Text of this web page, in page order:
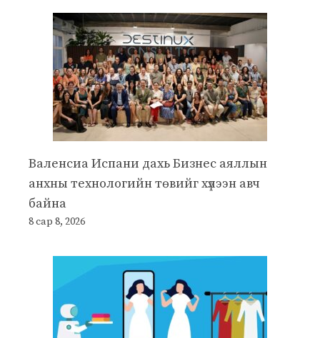
Валенсиа Испани дахь Бизнес аяллын
анхны технологийн төвийг хүлээн авч
байна
8 сар 8, 2026